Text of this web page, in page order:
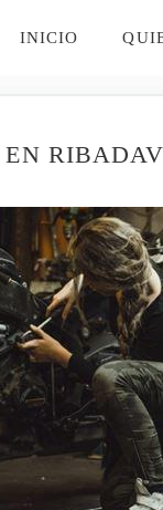
INICIO
EN